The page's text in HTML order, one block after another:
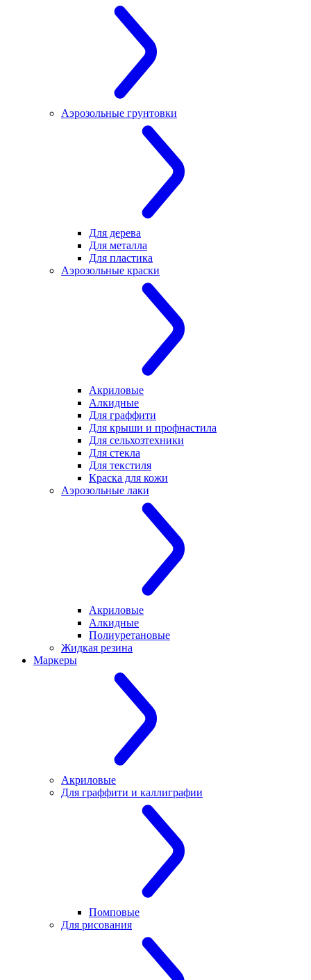
Аэрозольные грунтовки
Для дерева
Для металла
Для пластика
Аэрозольные краски
Акриловые
Алкидные
Для граффити
Для крыши и профнастила
Для сельхозтехники
Для стекла
Для текстиля
Краска для кожи
Аэрозольные лаки
Акриловые
Алкидные
Полиуретановые
Жидкая резина
Маркеры
Акриловые
Для граффити и каллиграфии
Помповые
Для рисования